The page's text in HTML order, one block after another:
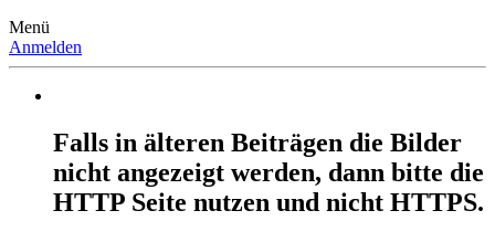
Menü
Anmelden
Falls in älteren Beiträgen die Bilder
nicht angezeigt werden, dann bitte die
HTTP Seite nutzen und nicht HTTPS.